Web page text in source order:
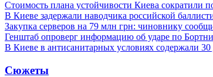
Стоимость плана устойчивости Киева сократили
В Киеве задержали наводчика российской
Закупка серверов на 79 млн грн: чиновнику
Генштаб опроверг информацию об ударе по
В Киеве в антисанитарных условиях содержали 30
Сюжеты